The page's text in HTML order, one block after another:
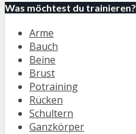
Was möchtest du trainieren?
Arme
Bauch
Beine
Brust
Potraining
Rücken
Schultern
Ganzkörper